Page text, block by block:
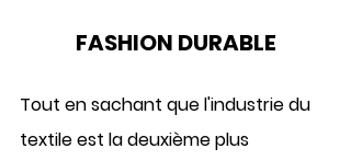
FASHION DURABLE
Tout en sachant que l'industrie du
textile est la deuxième plus